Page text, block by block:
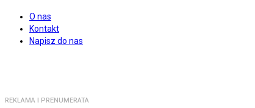
O nas
Kontakt
Napisz do nas
REKLAMA I PRENUMERATA